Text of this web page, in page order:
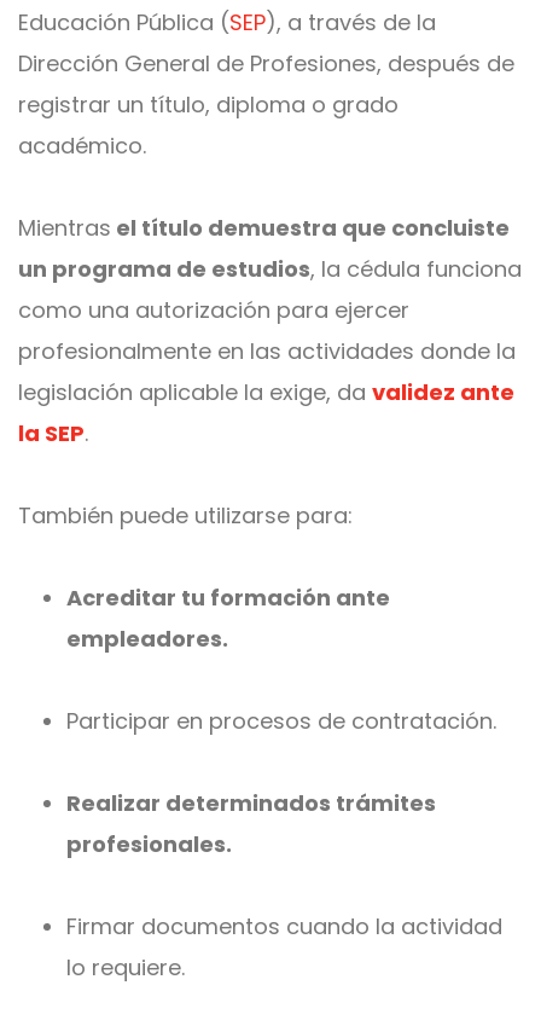
Educación Pública (SEP), a través de la
Dirección General de Profesiones, después de
registrar un título, diploma o grado
académico.
Mientras el título demuestra que concluiste
un programa de estudios, la cédula funciona
como una autorización para ejercer
profesionalmente en las actividades donde la
legislación aplicable la exige, da validez ante
la SEP.
También puede utilizarse para:
Acreditar tu formación ante
empleadores.
Participar en procesos de contratación.
Realizar determinados trámites
profesionales.
Firmar documentos cuando la actividad
lo requiere.